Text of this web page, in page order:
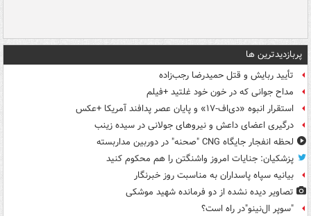
پربازدیدترین ها
تأیید ربایش و قتل حمیدرضا رجب‌زاده
مداح جوانی که در خون خود غلتید +فیلم
استقرار انبوه «دی‌اف‑۱۷» و پایان عصر پدافند آمریکا +عکس
درگیری اعضای داعش و نیروهای جولانی در سیده زینب
لحظه انفجار جایگاه CNG "صحنه" در دوربین مداربسته
پزشکیان: جنایات امروز واشنگتن را هم محکوم کنید
بیانیه سپاه پاسداران به مناسبت روز خبرنگار
تصاویر دیده‌ نشده از دو فرمانده شهید موشکی
"سوپر ال‌نینو"در راه است؟